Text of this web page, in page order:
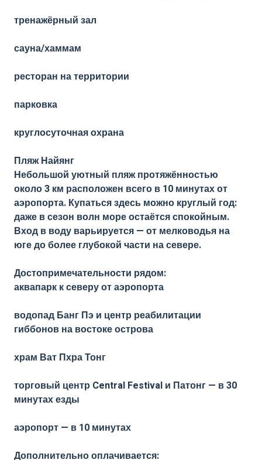
тренажёрный зал
сауна/хаммам
ресторан на территории
парковка
круглосуточная охрана
Пляж Найянг
Небольшой уютный пляж протяжённостью
около 3 км расположен всего в 10 минутах от
аэропорта. Купаться здесь можно круглый год:
даже в сезон волн море остаётся спокойным.
Вход в воду варьируется — от мелководья на
юге до более глубокой части на севере.
Достопримечательности рядом:
аквапарк к северу от аэропорта
водопад Банг Пэ и центр реабилитации
гиббонов на востоке острова
храм Ват Пхра Тонг
торговый центр Central Festival и Патонг — в 30
минутах езды
аэропорт — в 10 минутах
Дополнительно оплачивается: